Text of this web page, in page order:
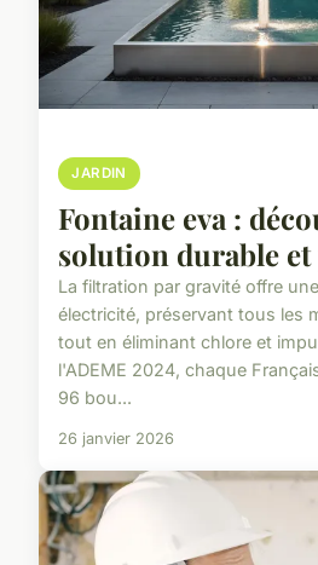
JARDIN
Fontaine eva :
solution durable
La filtration par gravité offre
électricité, préservant tous les
tout en éliminant chlore et
l'ADEME 2024, chaque
96 bou...
26 janvier 2026